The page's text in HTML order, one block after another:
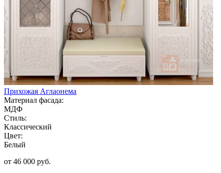
Прихожая Аглаонема
Материал фасада:
МДФ
Стиль:
Классический
Цвет:
Белый
от 46 000 руб.